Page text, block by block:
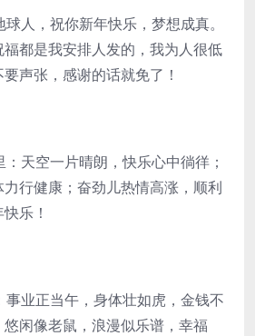
人，祝你新年快乐，梦想成真。
都是我安排人发的，我为人很低
声张，感谢的话就免了！
天空一片晴朗，快乐心中徜徉；
行健康；奋劲儿热情高涨，顺利
乐！
业正当午，身体壮如虎，金钱不
闲像老鼠，浪漫似乐谱，幸福